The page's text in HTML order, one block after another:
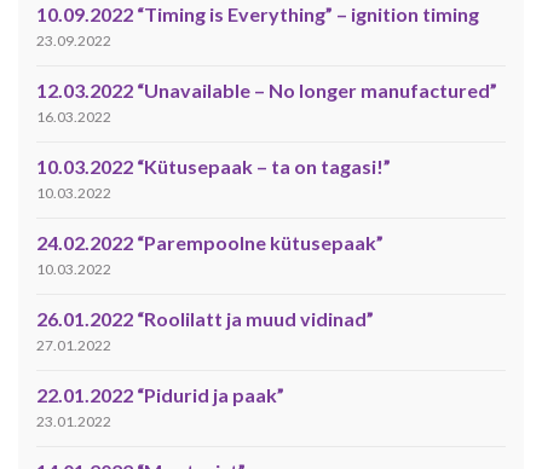
10.09.2022 “Timing is Everything” – ignition timing
23.09.2022
12.03.2022 “Unavailable – No longer manufactured”
16.03.2022
10.03.2022 “Kütusepaak – ta on tagasi!”
10.03.2022
24.02.2022 “Parempoolne kütusepaak”
10.03.2022
26.01.2022 “Roolilatt ja muud vidinad”
27.01.2022
22.01.2022 “Pidurid ja paak”
23.01.2022